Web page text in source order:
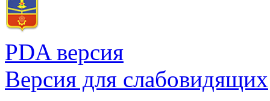
PDA версия
Версия для слабовидящих